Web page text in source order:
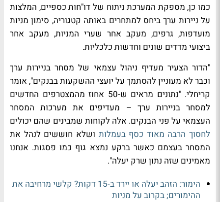
כמו כן,מספקת המערכת ניתוח של דו"חות כספיים, המלצות
על ניירות ערך ביחס למתחרים באותה קטגוריה, סימון מניות
מועדפות, גרפים, מעקב אחר שערי המניות, מעקב אחר
ביצועי מדדים שונים וחדשות כלכליות.
"הדור הצעיר מעדיף ניהול עצמאי של מסחר בניירות ערך
וכבר לא מעוניין להסתמך על יועצי ההשקעות בבנקים", אומר
קריחלי. "נתונים מראים ש-50 אחוז מהמצטרפים החדשים
למסחר בניירות ערך – מעדיפים את מערכות המסחר
העצמאי על פני הבנקים. אלה לקוחות שמבינים שהם יכולים
לחסוך הרבה מאוד כסף בעמלות ושלא חוששים לנהל את
המסחר בעצמם כאשר ברקע נמצא גוף כמו פסגות. אנחנו
מאמינים שזה נתון שרק יעלה".
הימור: הזהב יעלה או יירד ב-15 דקות? קלשי מרחיבה את
ההימורים; בקרוב על מניות